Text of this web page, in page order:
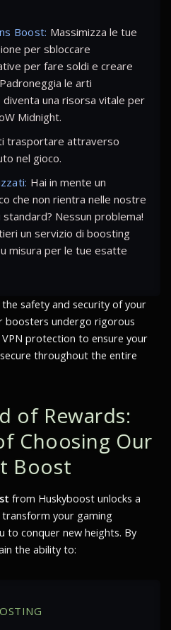
Boost: Massimizza le tue
per sbloccare
per fare soldi e creare
le arti
diventa una risorsa vitale per
Midnight.
trasportare attraverso
nel gioco.
Hai in mente un
che non rientra nelle nostre
Nessun problema!
un servizio di boosting
misura per le tue esatte
safety and security of your
boosters undergo rigorous
protection to ensure your
throughout the entire
of Rewards:
Choosing Our
Boost
from Huskyboost unlocks a
your gaming
to conquer new heights. By
the ability to: